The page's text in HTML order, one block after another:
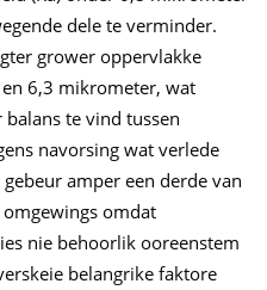
dele te verminder.
grower oppervlakke
6,3 mikrometer, wat
te vind tussen
navorsing wat verlede
amper een derde van
omdat
nie behoorlik ooreenstem
belangrike faktore